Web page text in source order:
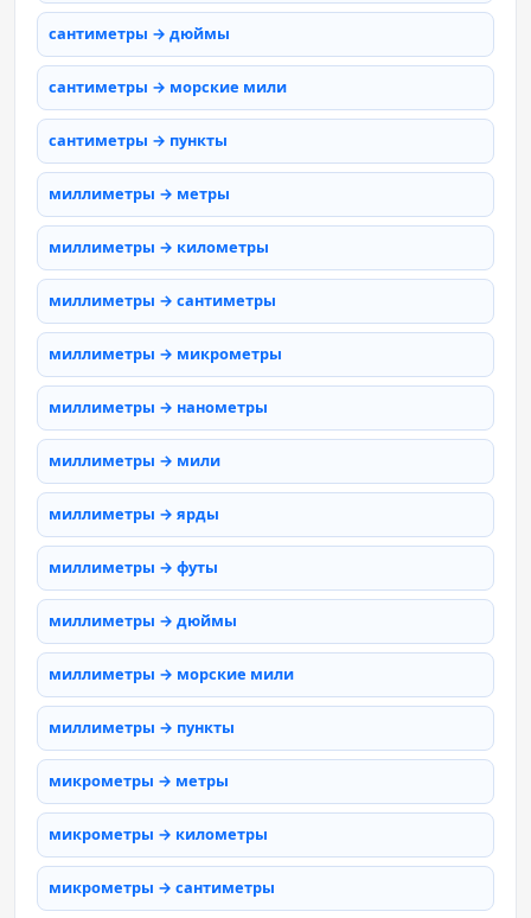
сантиметры → дюймы
сантиметры → морские мили
сантиметры → пункты
миллиметры → метры
миллиметры → километры
миллиметры → сантиметры
миллиметры → микрометры
миллиметры → нанометры
миллиметры → мили
миллиметры → ярды
миллиметры → футы
миллиметры → дюймы
миллиметры → морские мили
миллиметры → пункты
микрометры → метры
микрометры → километры
микрометры → сантиметры